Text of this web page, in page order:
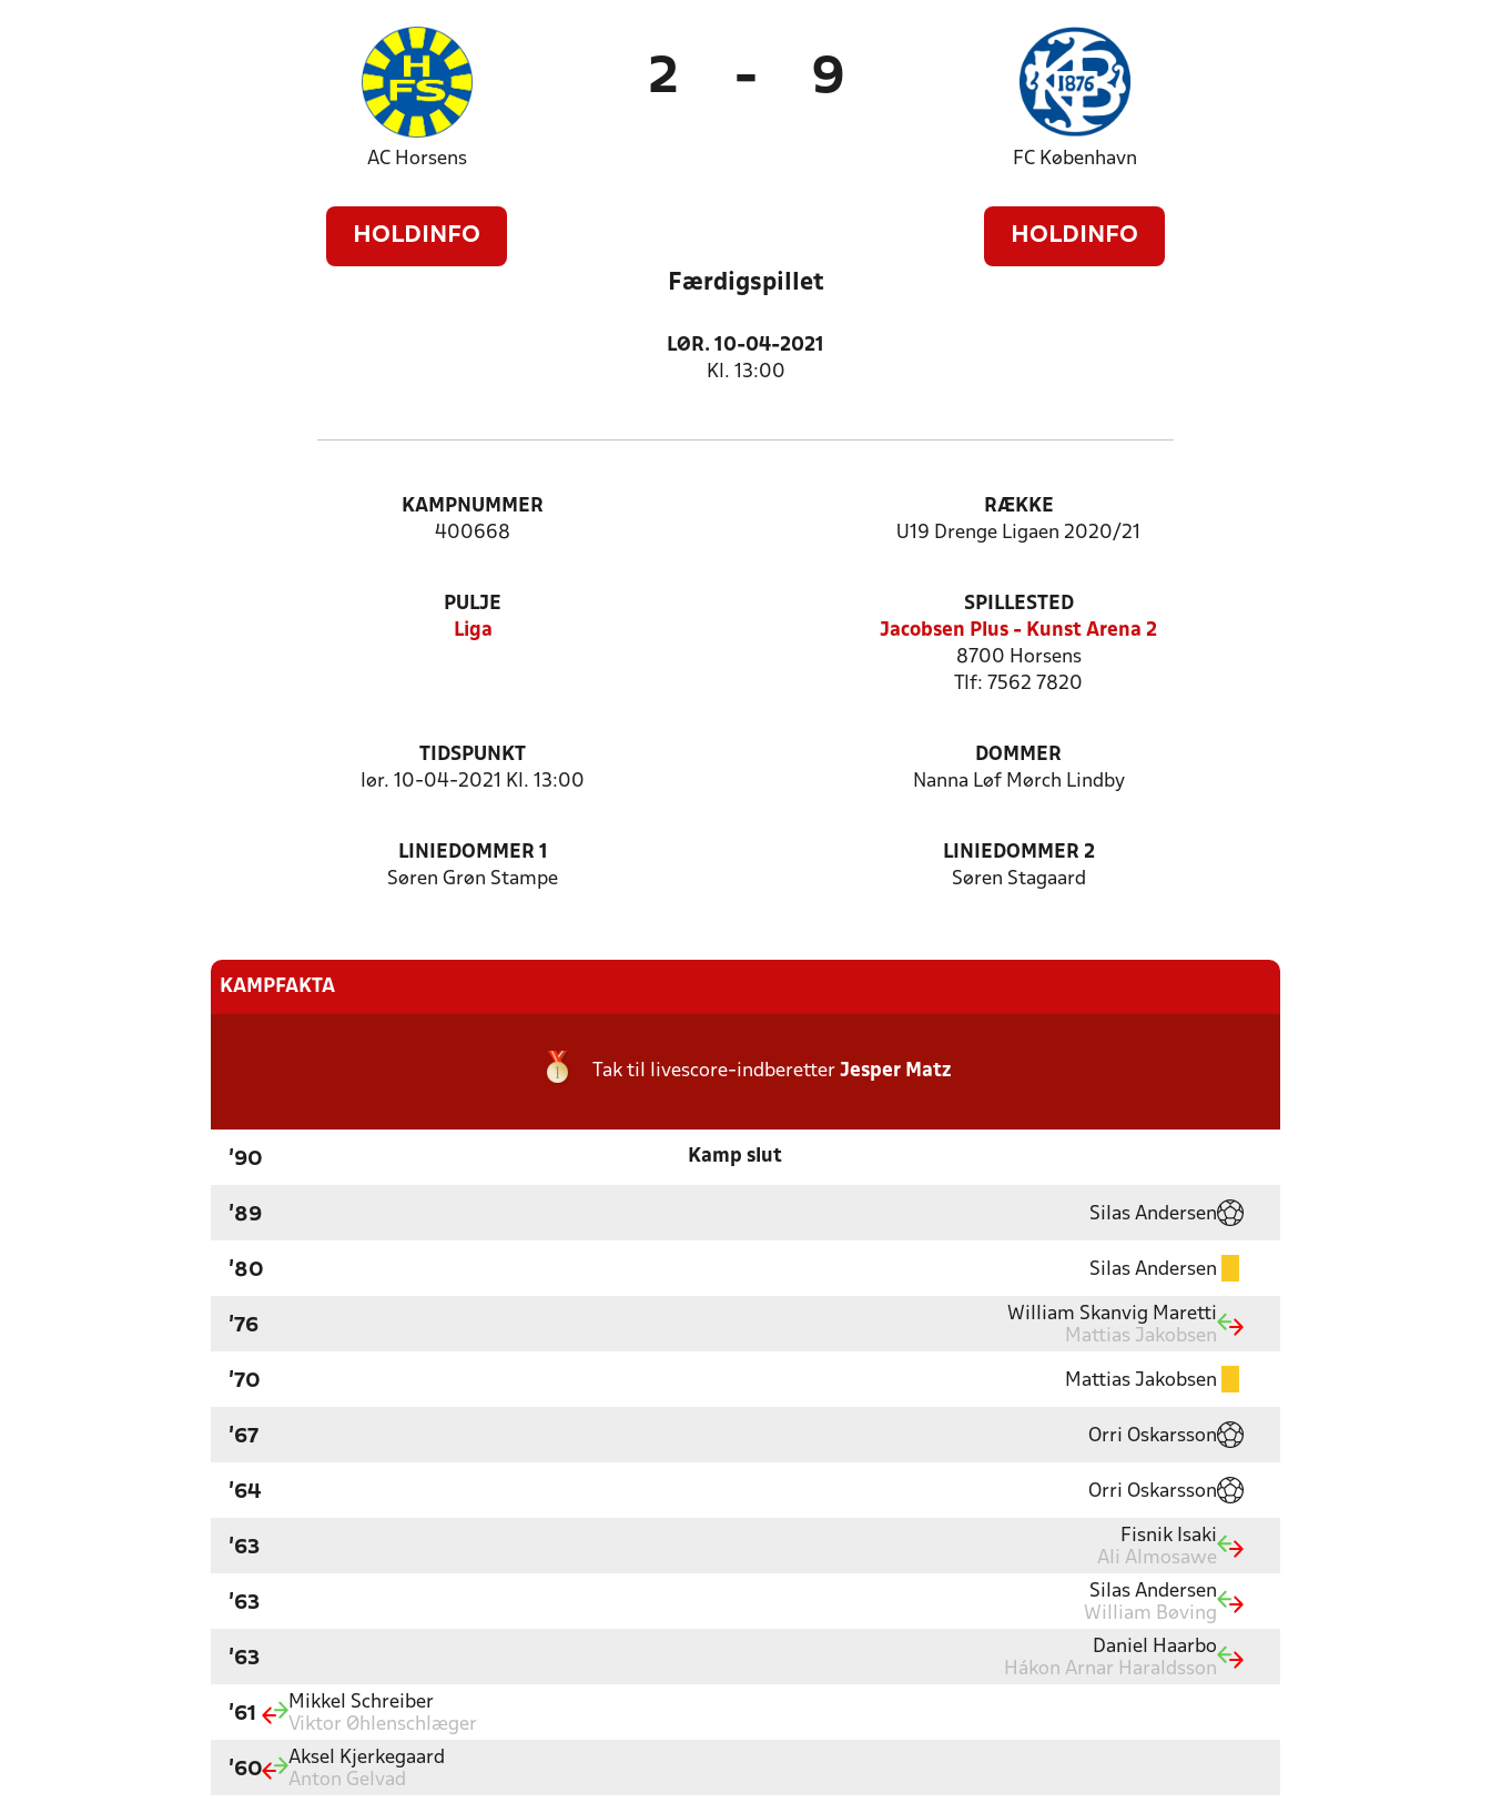
AC Horsens
HOLDINFO
2 - 9
FC København
HOLDINFO
Færdigspillet
LØR. 10-04-2021
Kl. 13:00
KAMPNUMMER
400668
RÆKKE
U19 Drenge Ligaen 2020/21
PULJE
Liga
SPILLESTED
Jacobsen Plus - Kunst Arena 2
8700 Horsens
Tlf: 7562 7820
TIDSPUNKT
lør. 10-04-2021 Kl. 13:00
DOMMER
Nanna Løf Mørch Lindby
LINIEDOMMER 1
Søren Grøn Stampe
LINIEDOMMER 2
Søren Stagaard
KAMPFAKTA
Tak til livescore-indberetter Jesper Matz
'90 Kamp slut
'89 Silas Andersen
'80 Silas Andersen
'76
William Skanvig Maretti
Mattias Jakobsen
'70 Mattias Jakobsen
'67 Orri Oskarsson
'64 Orri Oskarsson
'63
Fisnik Isaki
Ali Almosawe
'63
Silas Andersen
William Bøving
'63
Daniel Haarbo
Hákon Arnar Haraldsson
'61
Mikkel Schreiber
Viktor Øhlenschlæger
'60
Aksel Kjerkegaard
Anton Gelvad